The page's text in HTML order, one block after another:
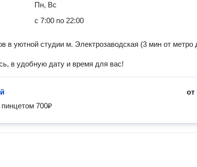
Пн, Вс
с 7:00 по 22:00
в уютной студии м. Электрозаводская (3 мин от метро
в удобную дату и время для вас!
от
700₽